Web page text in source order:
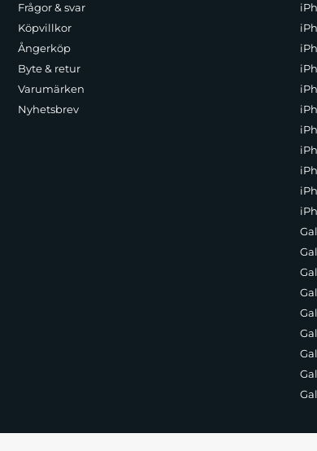
Frågor & svar
Köpvillkor
Ångerköp
Byte & retur
Varumärken
Nyhetsbrev